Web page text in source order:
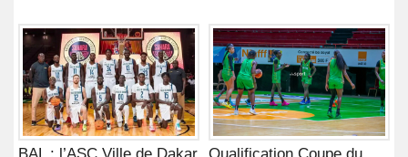
BAL : l’ASC Ville de Dakar
Qualification Coupe du